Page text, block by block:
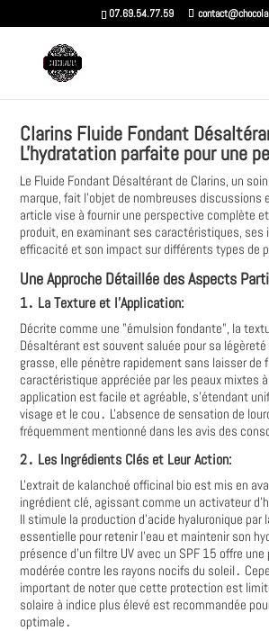
07.69.54.77.59
Clarins Fluide Fondant
L'hydratation parfaite pour une
Le Fluide Fondant Désaltérant de Clarins, un
marque, fait l'objet de nombreuses discussions
article vise à fournir une perspective complète
produit, en examinant ses caractéristiques, ses
efficacité et son impact sur différents types de
Une Approche Détaillée des Aspects
1․ La Texture et l'Application:
Décrite comme une "émulsion fondante", la
Désaltérant est souvent saluée pour sa
grasse, elle pénètre rapidement sans laisser de
caractéristique appréciée par les peaux mixtes
application est facile et agréable, s'étendant
visage et le cou․ L'absence de sensation de
fréquemment mentionné dans les avis des
2․ Les Ingrédients Clés et Leur Action:
L'extrait de kalanchoé officinal bio est mis en
ingrédient clé, agissant comme un activateur
Il stimule la production d'acide hyaluronique par
essentielle pour retenir l'eau et maintenir son
présence d'un filtre UV avec un SPF 15 offre
modérée contre les rayons nocifs du soleil․
important de noter que cette protection est
solaire à indice plus élevé est recommandée
optimale․